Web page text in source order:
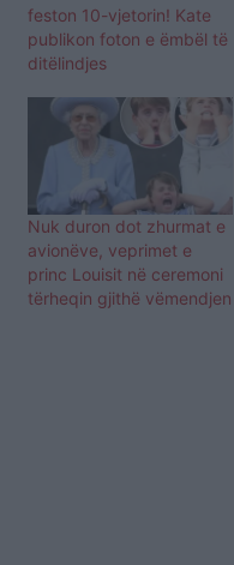
feston 10-vjetorin! Kate
publikon foton e ëmbël të
ditëlindjes
Nuk duron dot zhurmat e
avionëve, veprimet e
princ Louisit në ceremoni
tërheqin gjithë vëmendjen